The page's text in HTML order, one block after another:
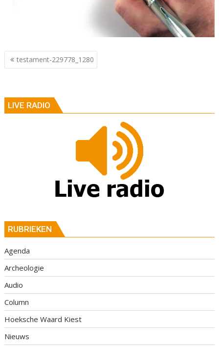
Berichtnavigatie
testament-229778_1280
LIVE RADIO
RUBRIEKEN
Agenda
Archeologie
Audio
Column
Hoeksche Waard Kiest
Nieuws